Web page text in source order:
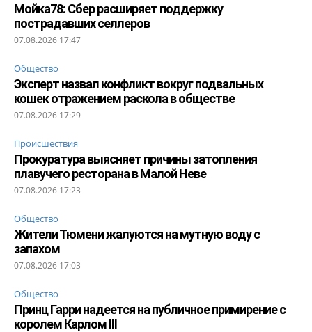
Мойка78: Сбер расширяет поддержку
пострадавших селлеров
07.08.2026 17:47
Общество
Эксперт назвал конфликт вокруг подвальных
кошек отражением раскола в обществе
07.08.2026 17:29
Происшествия
Прокуратура выясняет причины затопления
плавучего ресторана в Малой Неве
07.08.2026 17:23
Общество
Жители Тюмени жалуются на мутную воду с
запахом
07.08.2026 17:03
Общество
Принц Гарри надеется на публичное примирение с
королем Карлом III